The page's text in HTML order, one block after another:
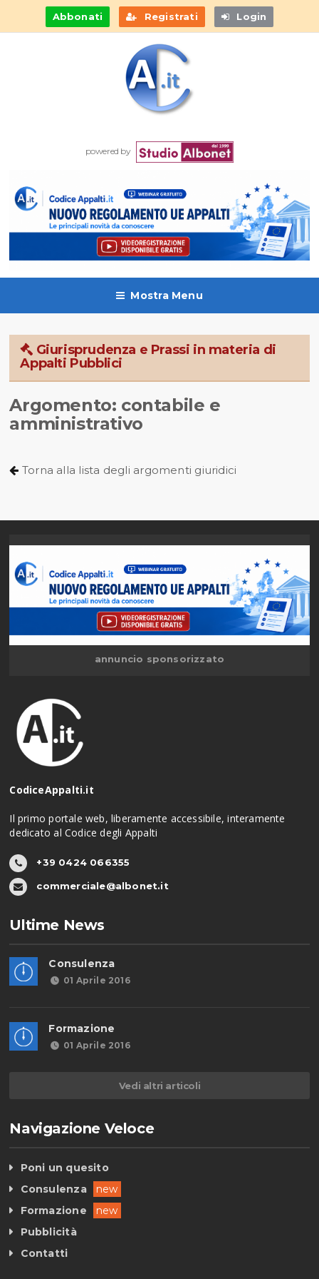
Abbonati Registrati Login
powered by
Mostra Menu
Giurisprudenza e Prassi in materia di
Appalti Pubblici
Argomento: contabile e
amministrativo
Torna alla lista degli argomenti giuridici
annuncio sponsorizzato
CodiceAppalti.it
Il primo portale web, liberamente accessibile, interamente
dedicato al Codice degli Appalti
+39 0424 066355
commerciale@albonet.it
Ultime News
Consulenza
01 Aprile 2016
Formazione
01 Aprile 2016
Vedi altri articoli
Navigazione Veloce
Poni un quesito
Consulenza
new
Formazione
new
Pubblicità
Contatti